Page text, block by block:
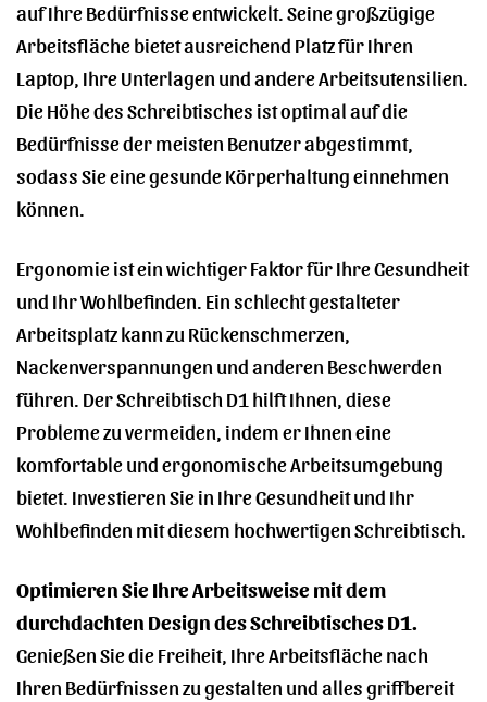
auf Ihre Bedürfnisse entwickelt. Seine großzügige
Arbeitsfläche bietet ausreichend Platz für Ihren
Laptop, Ihre Unterlagen und andere Arbeitsutensilien.
Die Höhe des Schreibtisches ist optimal auf die
Bedürfnisse der meisten Benutzer abgestimmt,
sodass Sie eine gesunde Körperhaltung einnehmen
können.
Ergonomie ist ein wichtiger Faktor für Ihre Gesundheit
und Ihr Wohlbefinden. Ein schlecht gestalteter
Arbeitsplatz kann zu Rückenschmerzen,
Nackenverspannungen und anderen Beschwerden
führen. Der Schreibtisch D1 hilft Ihnen, diese
Probleme zu vermeiden, indem er Ihnen eine
komfortable und ergonomische Arbeitsumgebung
bietet. Investieren Sie in Ihre Gesundheit und Ihr
Wohlbefinden mit diesem hochwertigen Schreibtisch.
Optimieren Sie Ihre Arbeitsweise mit dem
durchdachten Design des Schreibtisches D1.
Genießen Sie die Freiheit, Ihre Arbeitsfläche nach
Ihren Bedürfnissen zu gestalten und alles griffbereit